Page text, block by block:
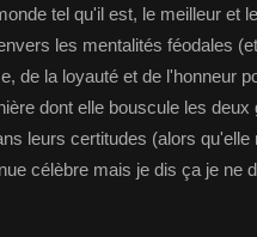
tel qu'il est, le meilleur et
les mentalités féodales
de la loyauté et de l'honneur
dont elle bouscule les deux
leurs certitudes (alors qu'elle
célèbre mais je dis ça je ne